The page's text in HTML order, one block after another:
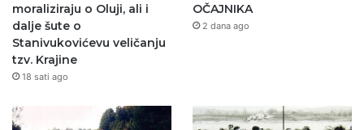
moraliziraju o Oluji, ali i
dalje šute o
Stanivukovićevu veličanju
tzv. Krajine
18 sati ago
OČAJNIKA
2 dana ago